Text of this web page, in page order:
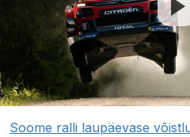
Soome ralli laupäevase